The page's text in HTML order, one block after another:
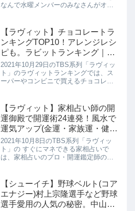
｜2月16日
なんで水曜メンバーのみなさんがオス
一覧はこちら水曜日メンバーオスス
メ！空港グルメ夢かぐら【冷や...
【ラヴィット】チョコレートラ
ンキングTOP10！アレンジレシ
ピも。ラビットランキング｜10
月29日
2021年10月29日のTBS系列「ラヴィッ
ト」のラヴィットランキングでは、ス
ーパーやコンビニで買えるチョコレー
コレート10品が決定したので詳しく紹
介します。さらに後半で...
【ラヴィット】家相占い師の開
運御殿で開運術24連発！風水で
運気アップ(金運・家族運・健康
運UP)方法を紹介！ラビット｜
10月8日
2021年10月8日のTBS系列「ラヴィッ
ト」の すぐにマネできる家相占いで
は、家相占いのプロ・開運鑑定師の村
家相占いのプロが実践している風水開
運術を24連発余すことなく教...
【シューイチ】野球ベルト(コア
エナジー)村上宗隆選手など野球
選手愛用の人気の秘密。中山の